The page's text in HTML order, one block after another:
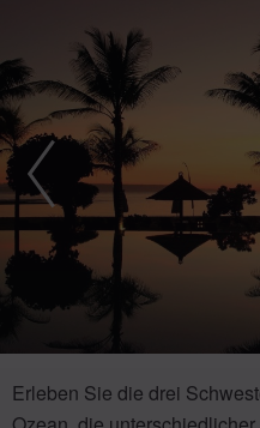
Erleben Sie die drei